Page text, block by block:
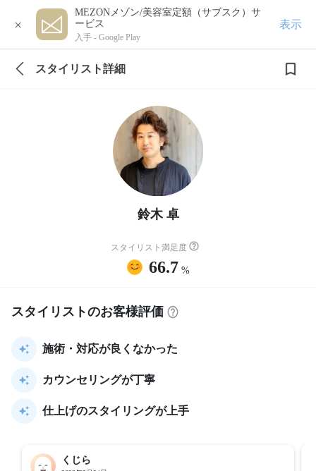
×
MEZONメゾン/美容室定額（サブスク）サ
ービス
入手 - Google Play
表示
スタイリスト詳細
鈴木 卓
スタイリスト満足度
66.7 %
スタイリストのお客様評価
施術・対応が良くなかった
カウンセリングが丁寧
仕上げのスタイリングが上手
くじら